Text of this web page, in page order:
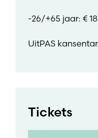
-26/+65 jaar: € 18
UitPAS
Tickets